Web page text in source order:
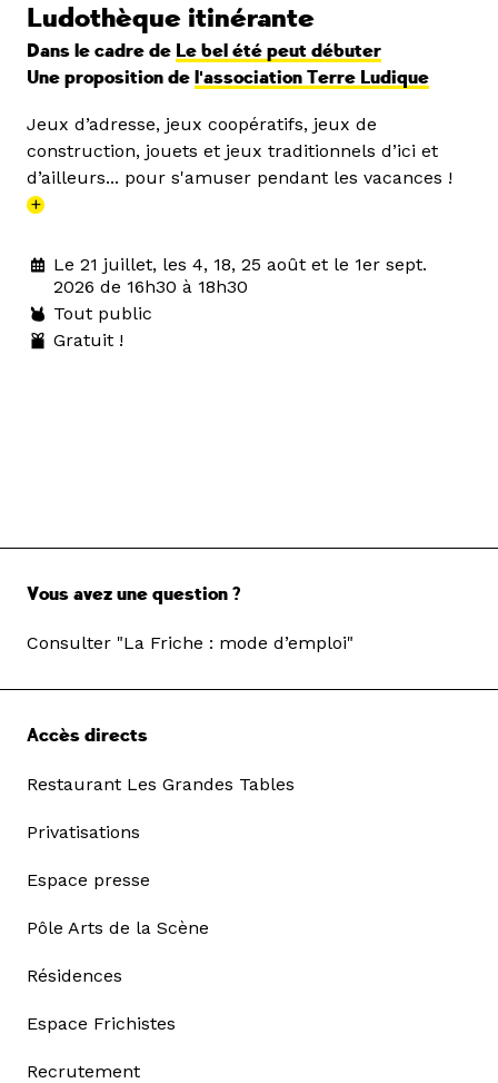
Ludothèque itinérante
Dans le cadre de Le bel été peut débuter
Une proposition de l'association Terre Ludique
Jeux d’adresse, jeux coopératifs, jeux de
construction, jouets et jeux traditionnels d’ici et
d’ailleurs... pour s'amuser pendant les vacances !
+
Le 21 juillet, les 4, 18, 25 août et le 1er sept.
2026 de 16h30 à 18h30
Tout public
Gratuit !
Vous avez une question ?
Consulter "La Friche : mode d’emploi"
Accès directs
Restaurant Les Grandes Tables
Privatisations
Espace presse
Pôle Arts de la Scène
Résidences
Espace Frichistes
Recrutement